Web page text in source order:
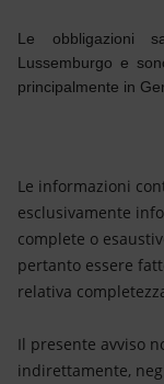
Le obbligazioni
Lussemburgo e
principalmente in
Le informazioni
esclusivamente
complete o
pertanto essere
relativa
Il presente avviso
indirettamente,